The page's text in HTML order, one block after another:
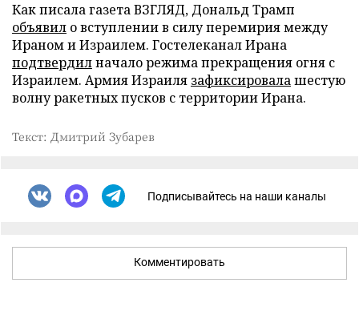
Как писала газета ВЗГЛЯД, Дональд Трамп
объявил о вступлении в силу перемирия между
Ираном и Израилем. Гостелеканал Ирана
подтвердилначало режима прекращения огня с
Израилем. Армия Израиля зафиксировалашестую
волну ракетных пусков с территории Ирана.
Текст: Дмитрий Зубарев
Подписывайтесь на наши каналы
Комментировать